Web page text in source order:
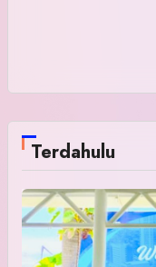
Terdahulu